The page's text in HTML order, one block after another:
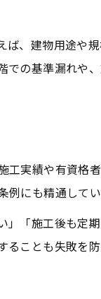
事手順
解説
ス方法
、建物用途や
の基準漏れや
実績や有資格
にも精通して
「施工後も定
ことも失敗を防